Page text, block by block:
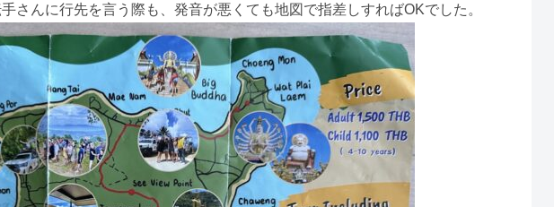
さんに行先を言う際も、発音が悪くても地図で指差しすればOKでした。